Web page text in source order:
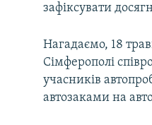
зафіксувати
Нагадаємо, 18
Сімферополі
учасників
автозаками на